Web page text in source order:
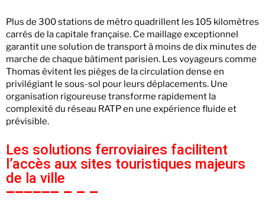
Plus de 300 stations de métro quadrillent les 105 kilomètres
carrés de la capitale française. Ce maillage exceptionnel
garantit une solution de transport à moins de dix minutes de
marche de chaque bâtiment parisien. Les voyageurs comme
Thomas évitent les pièges de la circulation dense en
privilégiant le sous-sol pour leurs déplacements. Une
organisation rigoureuse transforme rapidement la
complexité du réseau RATP en une expérience fluide et
prévisible.
Les solutions ferroviaires facilitent
l’accès aux sites touristiques majeurs
de la ville